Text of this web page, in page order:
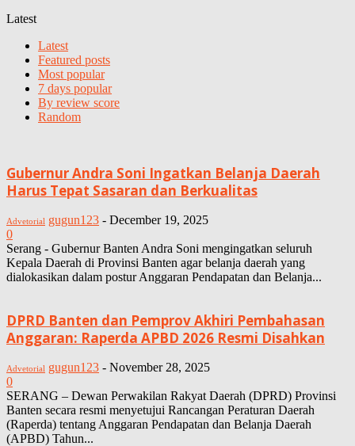
Latest
Latest
Featured posts
Most popular
7 days popular
By review score
Random
Gubernur Andra Soni Ingatkan Belanja Daerah
Harus Tepat Sasaran dan Berkualitas
Advetorial gugun123 - December 19, 2025
0
Serang - Gubernur Banten Andra Soni mengingatkan seluruh
Kepala Daerah di Provinsi Banten agar belanja daerah yang
dialokasikan dalam postur Anggaran Pendapatan dan Belanja...
DPRD Banten dan Pemprov Akhiri Pembahasan
Anggaran: Raperda APBD 2026 Resmi Disahkan
Advetorial gugun123 - November 28, 2025
0
SERANG – Dewan Perwakilan Rakyat Daerah (DPRD) Provinsi
Banten secara resmi menyetujui Rancangan Peraturan Daerah
(Raperda) tentang Anggaran Pendapatan dan Belanja Daerah
(APBD) Tahun...